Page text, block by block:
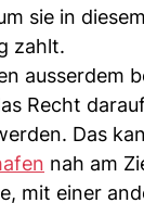
sie in
zahlt.
ausserdem
Recht
Das
nah am
mit einer